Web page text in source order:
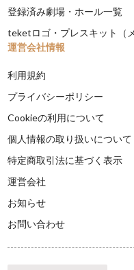
登録済み劇場・ホール一覧
teketロゴ・プレスキット（
運営会社情報
利用規約
プライバシーポリシー
Cookieの利用について
個人情報の取り扱いについて
特定商取引法に基づく表示
運営会社
お知らせ
お問い合わせ